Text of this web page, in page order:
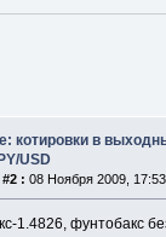
котировки в
USD
: 08 Ноября 2009,
1.4826, фунтобакс